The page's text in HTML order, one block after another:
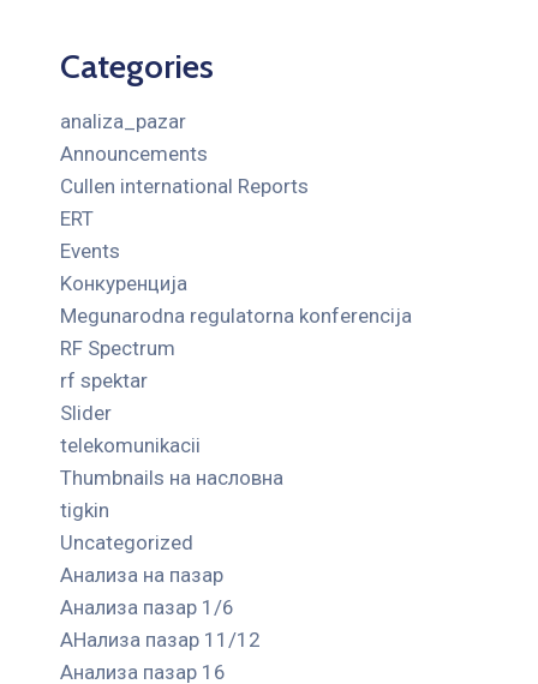
Categories
analiza_pazar
Announcements
Cullen international Reports
ERT
Events
Kонкуренција
Megunarodna regulatorna konferencija
RF Spectrum
rf spektar
Slider
telekomunikacii
Thumbnails на насловна
tigkin
Uncategorized
Анализа на пазар
Анализа пазар 1/6
АНализа пазар 11/12
Анализа пазар 16